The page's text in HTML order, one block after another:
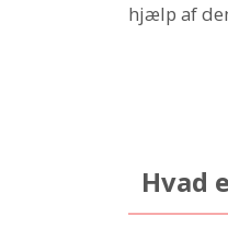
hjælp af
Hvad